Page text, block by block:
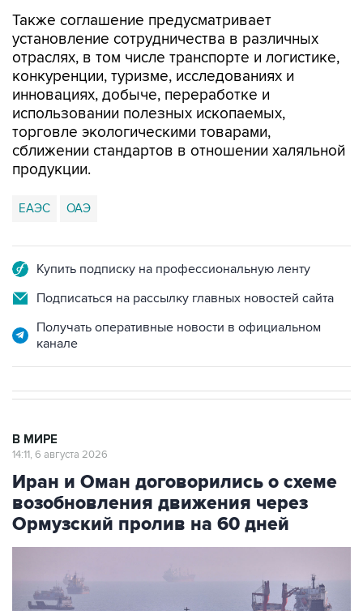
Также соглашение предусматривает
установление сотрудничества в различных
отраслях, в том числе транспорте и логистике,
конкуренции, туризме, исследованиях и
инновациях, добыче, переработке и
использовании полезных ископаемых,
торговле экологическими товарами,
сближении стандартов в отношении халяльной
продукции.
ЕАЭС ОАЭ
Купить подписку на профессиональную ленту
Подписаться на рассылку главных новостей сайта
Получать оперативные новости в официальном
канале
В МИРЕ
14:11, 6 августа 2026
Иран и Оман договорились о схеме
возобновления движения через
Ормузский пролив на 60 дней